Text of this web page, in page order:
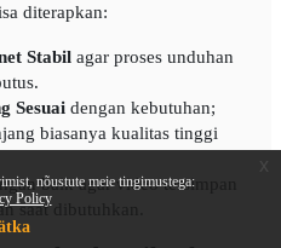
nõustute meie tingimustega:
Policy
diterapkan:
Stabil agar proses unduhan
Sesuai dengan kebutuhan;
biasanya kualitas tinggi
baik agar video tersimpan
saat dibutuhkan.